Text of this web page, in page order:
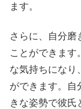
ます。
さらに、自分磨
ことができます
な気持ちになり
ができます。自
きな姿勢で彼氏